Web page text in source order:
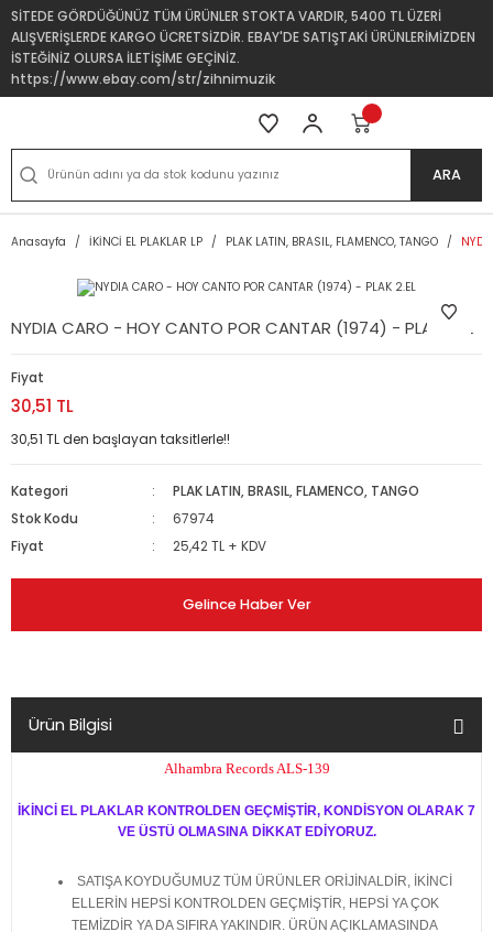
SİTEDE GÖRDÜĞÜNÜZ TÜM ÜRÜNLER STOKTA VARDIR, 5400 TL ÜZERİ
ALIŞVERİŞLERDE KARGO ÜCRETSİZDİR. EBAY'DE SATIŞTAKİ ÜRÜNLERİMİZDEN
İSTEĞİNİZ OLURSA İLETİŞİME GEÇİNİZ.
https://www.ebay.com/str/zihnimuzik
ARA
Anasayfa İKİNCİ EL PLAKLAR LP PLAK LATIN, BRASIL, FLAMENCO, TANGO
NYDIA CARO - HOY CANTO POR CANTAR (1974) - PLAK 2.EL
Fiyat
30,51 TL
30,51 TL den başlayan taksitlerle!!
Kategori
PLAK LATIN, BRASIL, FLAMENCO, TANGO
Stok Kodu
67974
Fiyat
25,42 TL + KDV
Gelince Haber Ver
Ürün Bilgisi
Alhambra Records ALS-139
İKİNCİ EL PLAKLAR KONTROLDEN GEÇMİŞTİR, KONDİSYON OLARAK 7
VE ÜSTÜ OLMASINA DİKKAT EDİYORUZ.
SATIŞA KOYDUĞUMUZ TÜM ÜRÜNLER ORİJİNALDİR, İKİNCİ
ELLERİN HEPSİ KONTROLDEN GEÇMİŞTİR, HEPSİ YA ÇOK
TEMİZDİR YA DA SIFIRA YAKINDIR. ÜRÜN AÇIKLAMASINDA